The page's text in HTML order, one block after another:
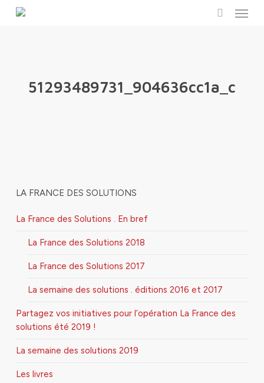
Menu
51293489731_904636cc1a_c
LA FRANCE DES SOLUTIONS
La France des Solutions . En bref
La France des Solutions 2018
La France des Solutions 2017
La semaine des solutions . éditions 2016 et 2017
Partagez vos initiatives pour l’opération La France des
solutions été 2019 !
La semaine des solutions 2019
Les livres